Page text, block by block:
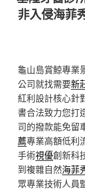
於
非入侵海菲
龜山島賞鯨專業
公司就找需要新
紅利設計核心針
書合法致力您打
司的撥款能免留
薦專業高額低利
手術視優創新科
到複雜自然海菲
眾專業技術人員